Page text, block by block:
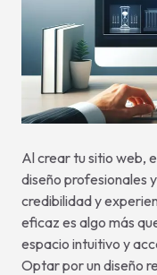
Al crear tu sitio web,
diseño profesionales
credibilidad y
eficaz es algo más
espacio intuitivo y
Optar por un diseño